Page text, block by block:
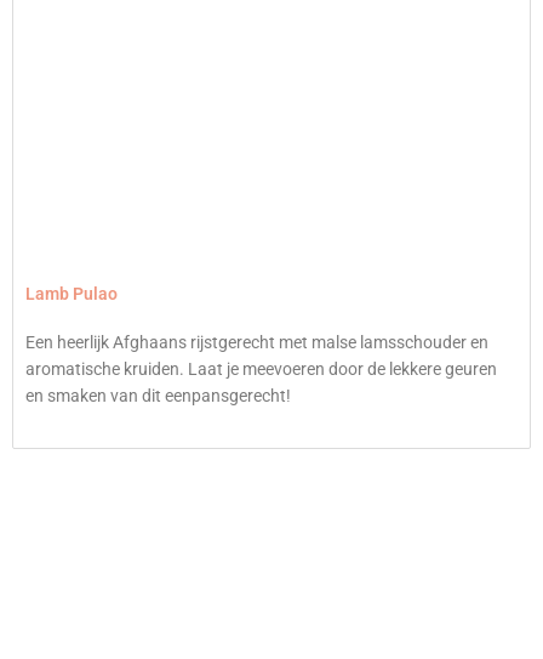
Lamb Pulao
Een heerlijk Afghaans rijstgerecht met malse lamsschouder en
aromatische kruiden. Laat je meevoeren door de lekkere geuren
en smaken van dit eenpansgerecht!